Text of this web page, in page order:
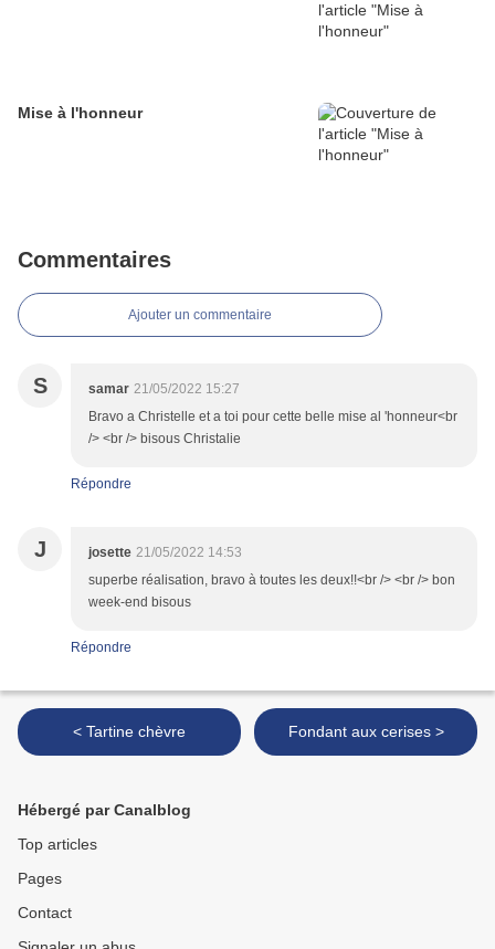
Mise à l'honneur
Commentaires
Ajouter un commentaire
S samar 21/05/2022 15:27
Bravo a Christelle et a toi pour cette belle mise al 'honneur<br
/> <br /> bisous Christalie
Répondre
J josette 21/05/2022 14:53
superbe réalisation, bravo à toutes les deux!!<br /> <br /> bon
week-end bisous
Répondre
< Tartine chèvre Fondant aux cerises >
Hébergé par Canalblog
Top articles
Pages
Contact